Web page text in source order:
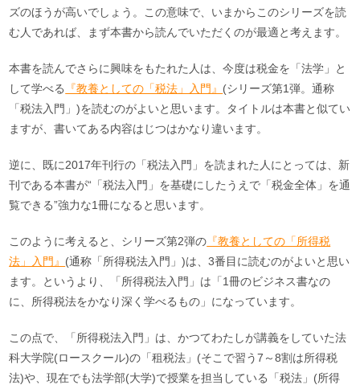
ズのほうが高いでしょう。この意味で、いまからこのシリーズを読
む人であれば、まず本書から読んでいただくのが最適と考えます。
本書を読んでさらに興味をもたれた人は、今度は税金を「法学」と
して学べる
『教養としての「税法」入門』 (シリーズ第1弾。通称
「税法入門」)を読むのがよいと思います。タイトルは本書と似てい
ますが、書いてある内容はじつはかなり違います。
逆に、既に2017年刊行の「税法入門」を読まれた人にとっては、新
刊である本書が“「税法入門」を基礎にしたうえで「税金全体」を通
覧できる”強力な1冊になると思います。
このように考えると、シリーズ第2弾の 『教養としての「所得税
法」入門』 (通称「所得税法入門」)は、3番目に読むのがよいと思い
ます。というより、「所得税法入門」は「1冊のビジネス書なの
に、所得税法をかなり深く学べるもの」になっています。
この点で、「所得税法入門」は、かつてわたしが講義をしていた法
科大学院(ロースクール)の「租税法」(そこで習う7～8割は所得税
法)や、現在でも法学部(大学)で授業を担当している「税法」(所得